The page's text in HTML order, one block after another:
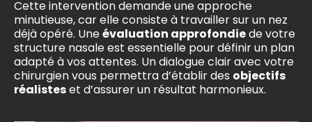
Cette intervention demande une approche
minutieuse, car elle consiste à travailler sur un nez
déjà opéré. Uneévaluation approfondiede votre
structure nasale est essentielle pour définir un plan
adapté à vos attentes. Un dialogue clair avec votre
chirurgien vous permettra d’établir des objectifs
réalisteset d’assurer un résultat harmonieux.